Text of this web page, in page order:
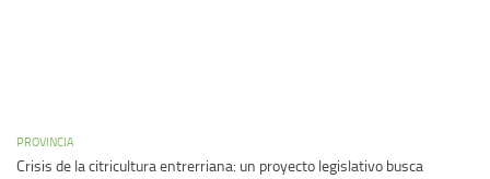
PROVINCIA
Crisis de la citricultura entrerriana: un proyecto legislativo busca